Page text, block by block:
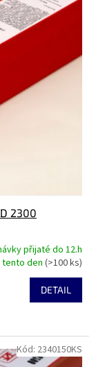
2300
přijaté do 12.h
tento den(>100 ks)
DETAIL
Kód: 2340150KS